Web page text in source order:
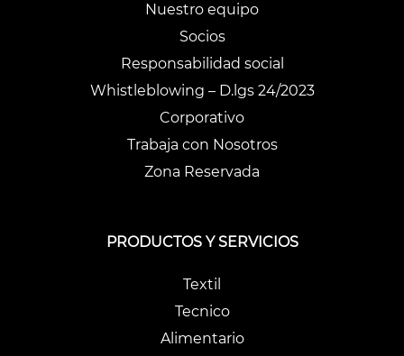
Nuestro equipo
Socios
Responsabilidad social
Whistleblowing – D.lgs 24/2023
Corporativo
Trabaja con Nosotros
Zona Reservada
PRODUCTOS Y SERVICIOS
Textil
Tecnico
Alimentario